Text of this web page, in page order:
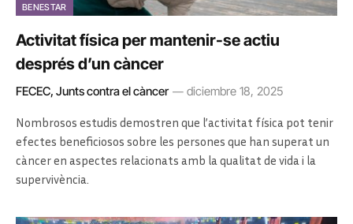
BENESTAR
Activitat física per mantenir-se actiu
després d’un càncer
FECEC, Junts contra el càncer diciembre 18, 2025
Nombrosos estudis demostren que l’activitat física pot tenir
efectes beneficiosos sobre les persones que han superat un
càncer en aspectes relacionats amb la qualitat de vida i la
supervivència.